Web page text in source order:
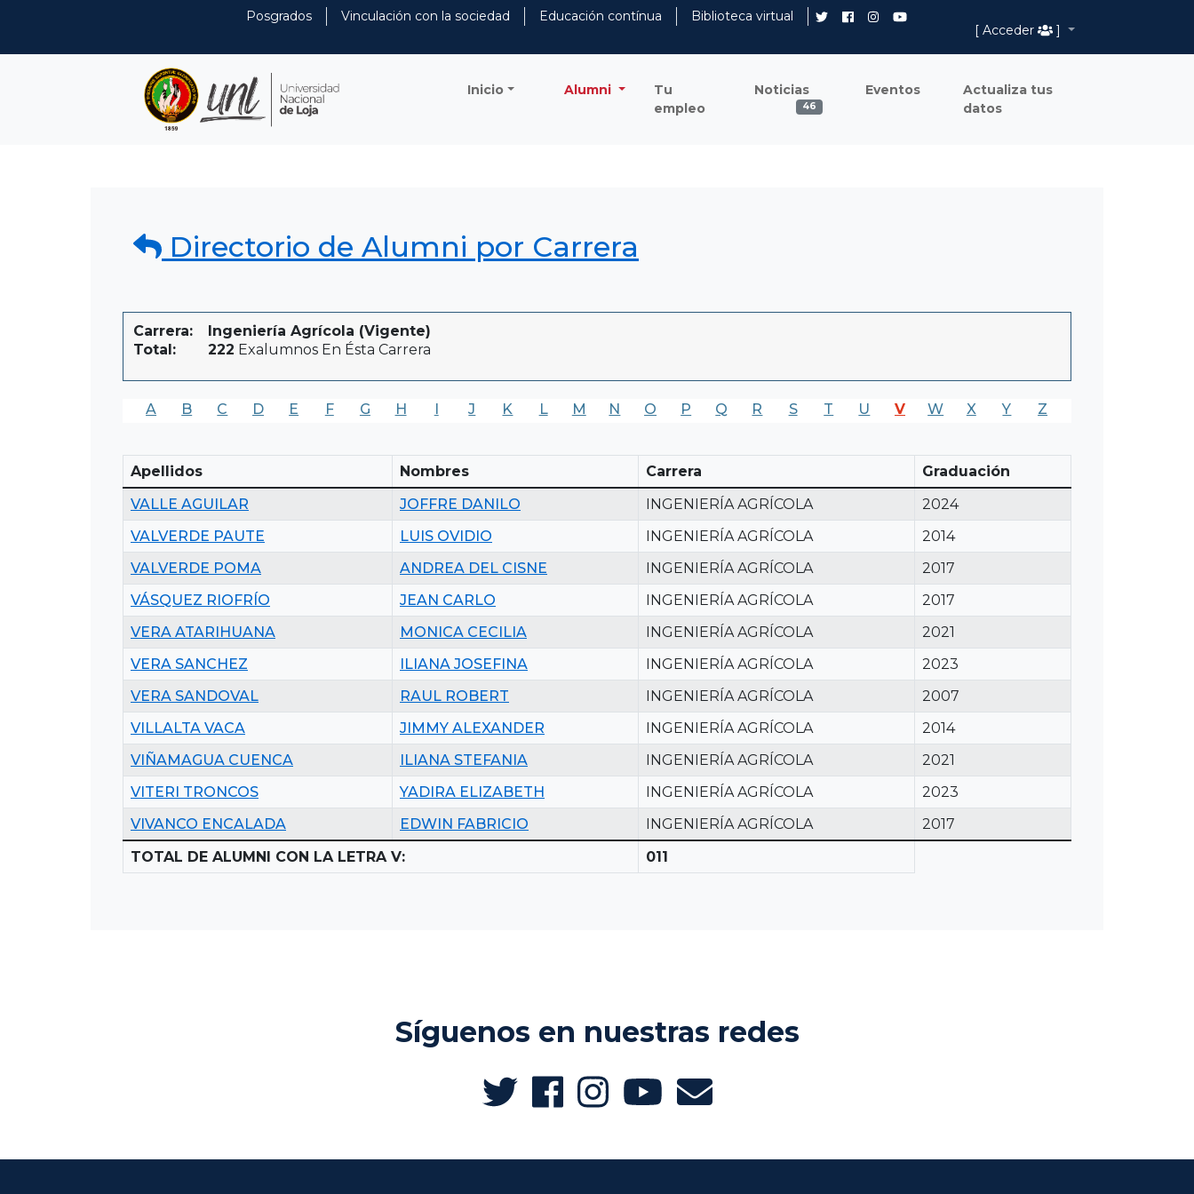
Posgrados Vinculación con la sociedad Educación contínua
Biblioteca virtual
[ Acceder
]
Inicio Alumni
Tu
empleo
Noticias
46
Eventos
Actualiza tus
datos
Directorio de Alumni por Carrera
Carrera:
Ingeniería Agrícola (Vigente)
Total:
222 Exalumnos En Ésta Carrera
A B C D E F G H I J K L M N O P Q R S T U V W X Y Z
Apellidos Nombres Carrera
Graduación
VALLE AGUILAR
JOFFRE DANILO INGENIERÍA AGRÍCOLA
2024
VALVERDE PAUTE
LUIS OVIDIO INGENIERÍA AGRÍCOLA
2014
VALVERDE POMA
ANDREA DEL CISNE INGENIERÍA AGRÍCOLA
2017
VÁSQUEZ RIOFRÍO
JEAN CARLO INGENIERÍA AGRÍCOLA
2017
VERA ATARIHUANA
MONICA CECILIA INGENIERÍA AGRÍCOLA
2021
VERA SANCHEZ
ILIANA JOSEFINA INGENIERÍA AGRÍCOLA
2023
VERA SANDOVAL
RAUL ROBERT INGENIERÍA AGRÍCOLA
2007
VILLALTA VACA
JIMMY ALEXANDER INGENIERÍA AGRÍCOLA
2014
VIÑAMAGUA CUENCA
ILIANA STEFANIA INGENIERÍA AGRÍCOLA
2021
VITERI TRONCOS
YADIRA ELIZABETH INGENIERÍA AGRÍCOLA
2023
VIVANCO ENCALADA
EDWIN FABRICIO INGENIERÍA AGRÍCOLA
2017
TOTAL DE ALUMNI CON LA LETRA V:
011
Síguenos en nuestras redes